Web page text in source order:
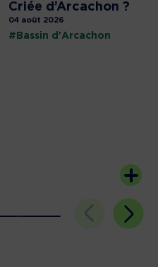
Criée d’Arcachon ?
04 août 2026
#Bassin d'Arcachon